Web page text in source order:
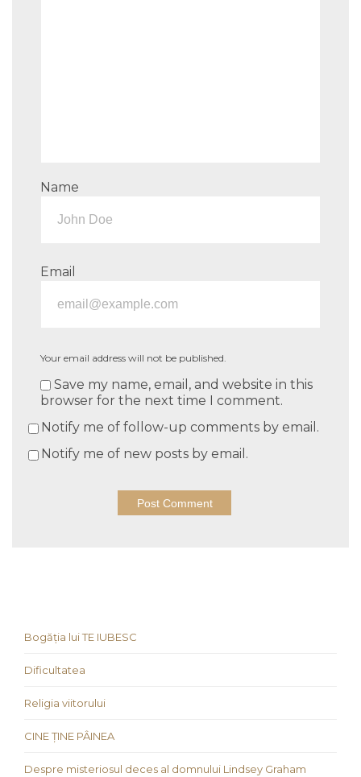
Name
Email
Your email address will not be published.
Save my name, email, and website in this
browser for the next time I comment.
Notify me of follow-up comments by email.
Notify me of new posts by email.
Bogăția lui TE IUBESC
Dificultatea
Religia viitorului
CINE ȚINE PÂINEA
Despre misteriosul deces al domnului Lindsey Graham